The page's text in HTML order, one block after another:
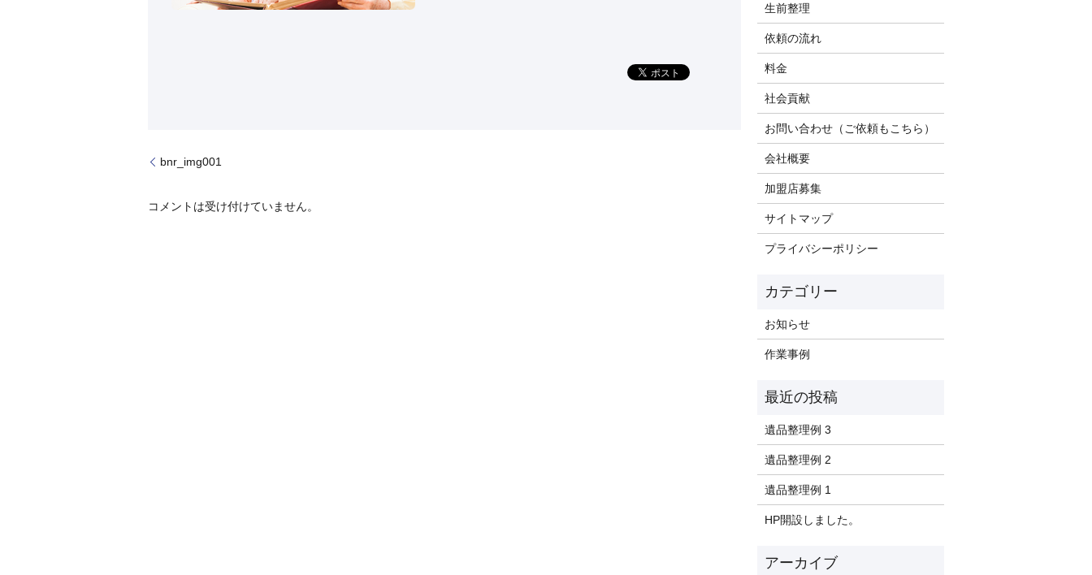
bnr_img001
コメントは受け付けていません。
生前整理
依頼の流れ
料金
社会貢献
お問い合わせ（ご依頼もこちら）
会社概要
加盟店募集
サイトマップ
プライバシーポリシー
お知らせ
作業事例
遺品整理例 3
遺品整理例 2
遺品整理例 1
HP開設しました。